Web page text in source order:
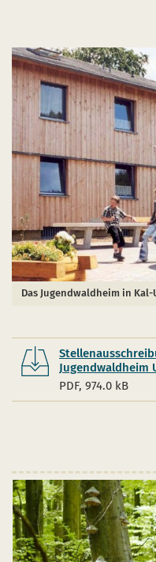
Das Jugendwaldheim in
Jugendwaldheim
PDF, 974.0 kB